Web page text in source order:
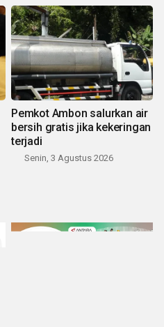
Pemkot Ambon salurkan air
bersih gratis jika kekeringan
terjadi
Senin, 3 Agustus 2026